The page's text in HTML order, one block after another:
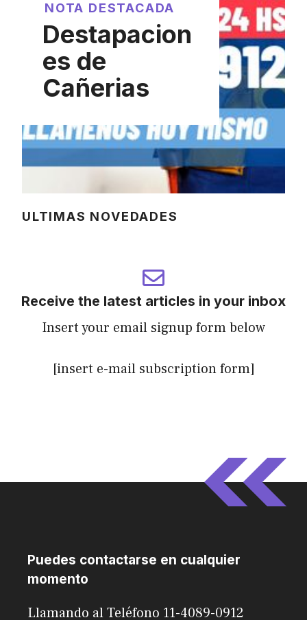
NOTA DESTACADA
Destapacion
es de
Cañerias
ULTIMAS NOVEDADES
Receive the latest articles in your inbox
Insert your email signup form below
[insert e-mail subscription form]
Puedes contactarse en cualquier
momento
Llamando al Teléfono 11-4089-0912